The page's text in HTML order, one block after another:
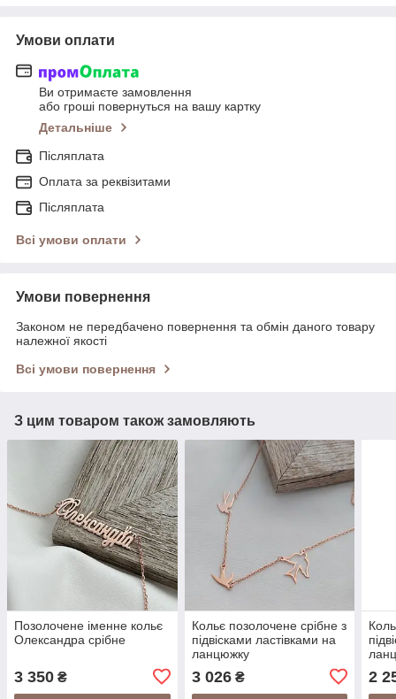
Умови оплати
Ви отримаєте замовлення
або гроші повернуться на вашу картку
Детальніше
Післяплата
Оплата за реквізитами
Післяплата
Всі умови оплати
Умови повернення
Законом не передбачено повернення та обмін даного товару
належної якості
Всі умови повернення
З цим товаром також замовляють
Позолочене іменне кольє
Олександра срібне
3 350 ₴
Кольє позолочене срібне з
підвісками ластівками на
ланцюжку
3 026₴ 2